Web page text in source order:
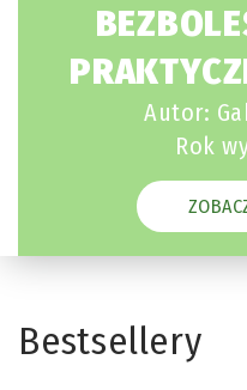
Autor:
Rok
Bestsellery